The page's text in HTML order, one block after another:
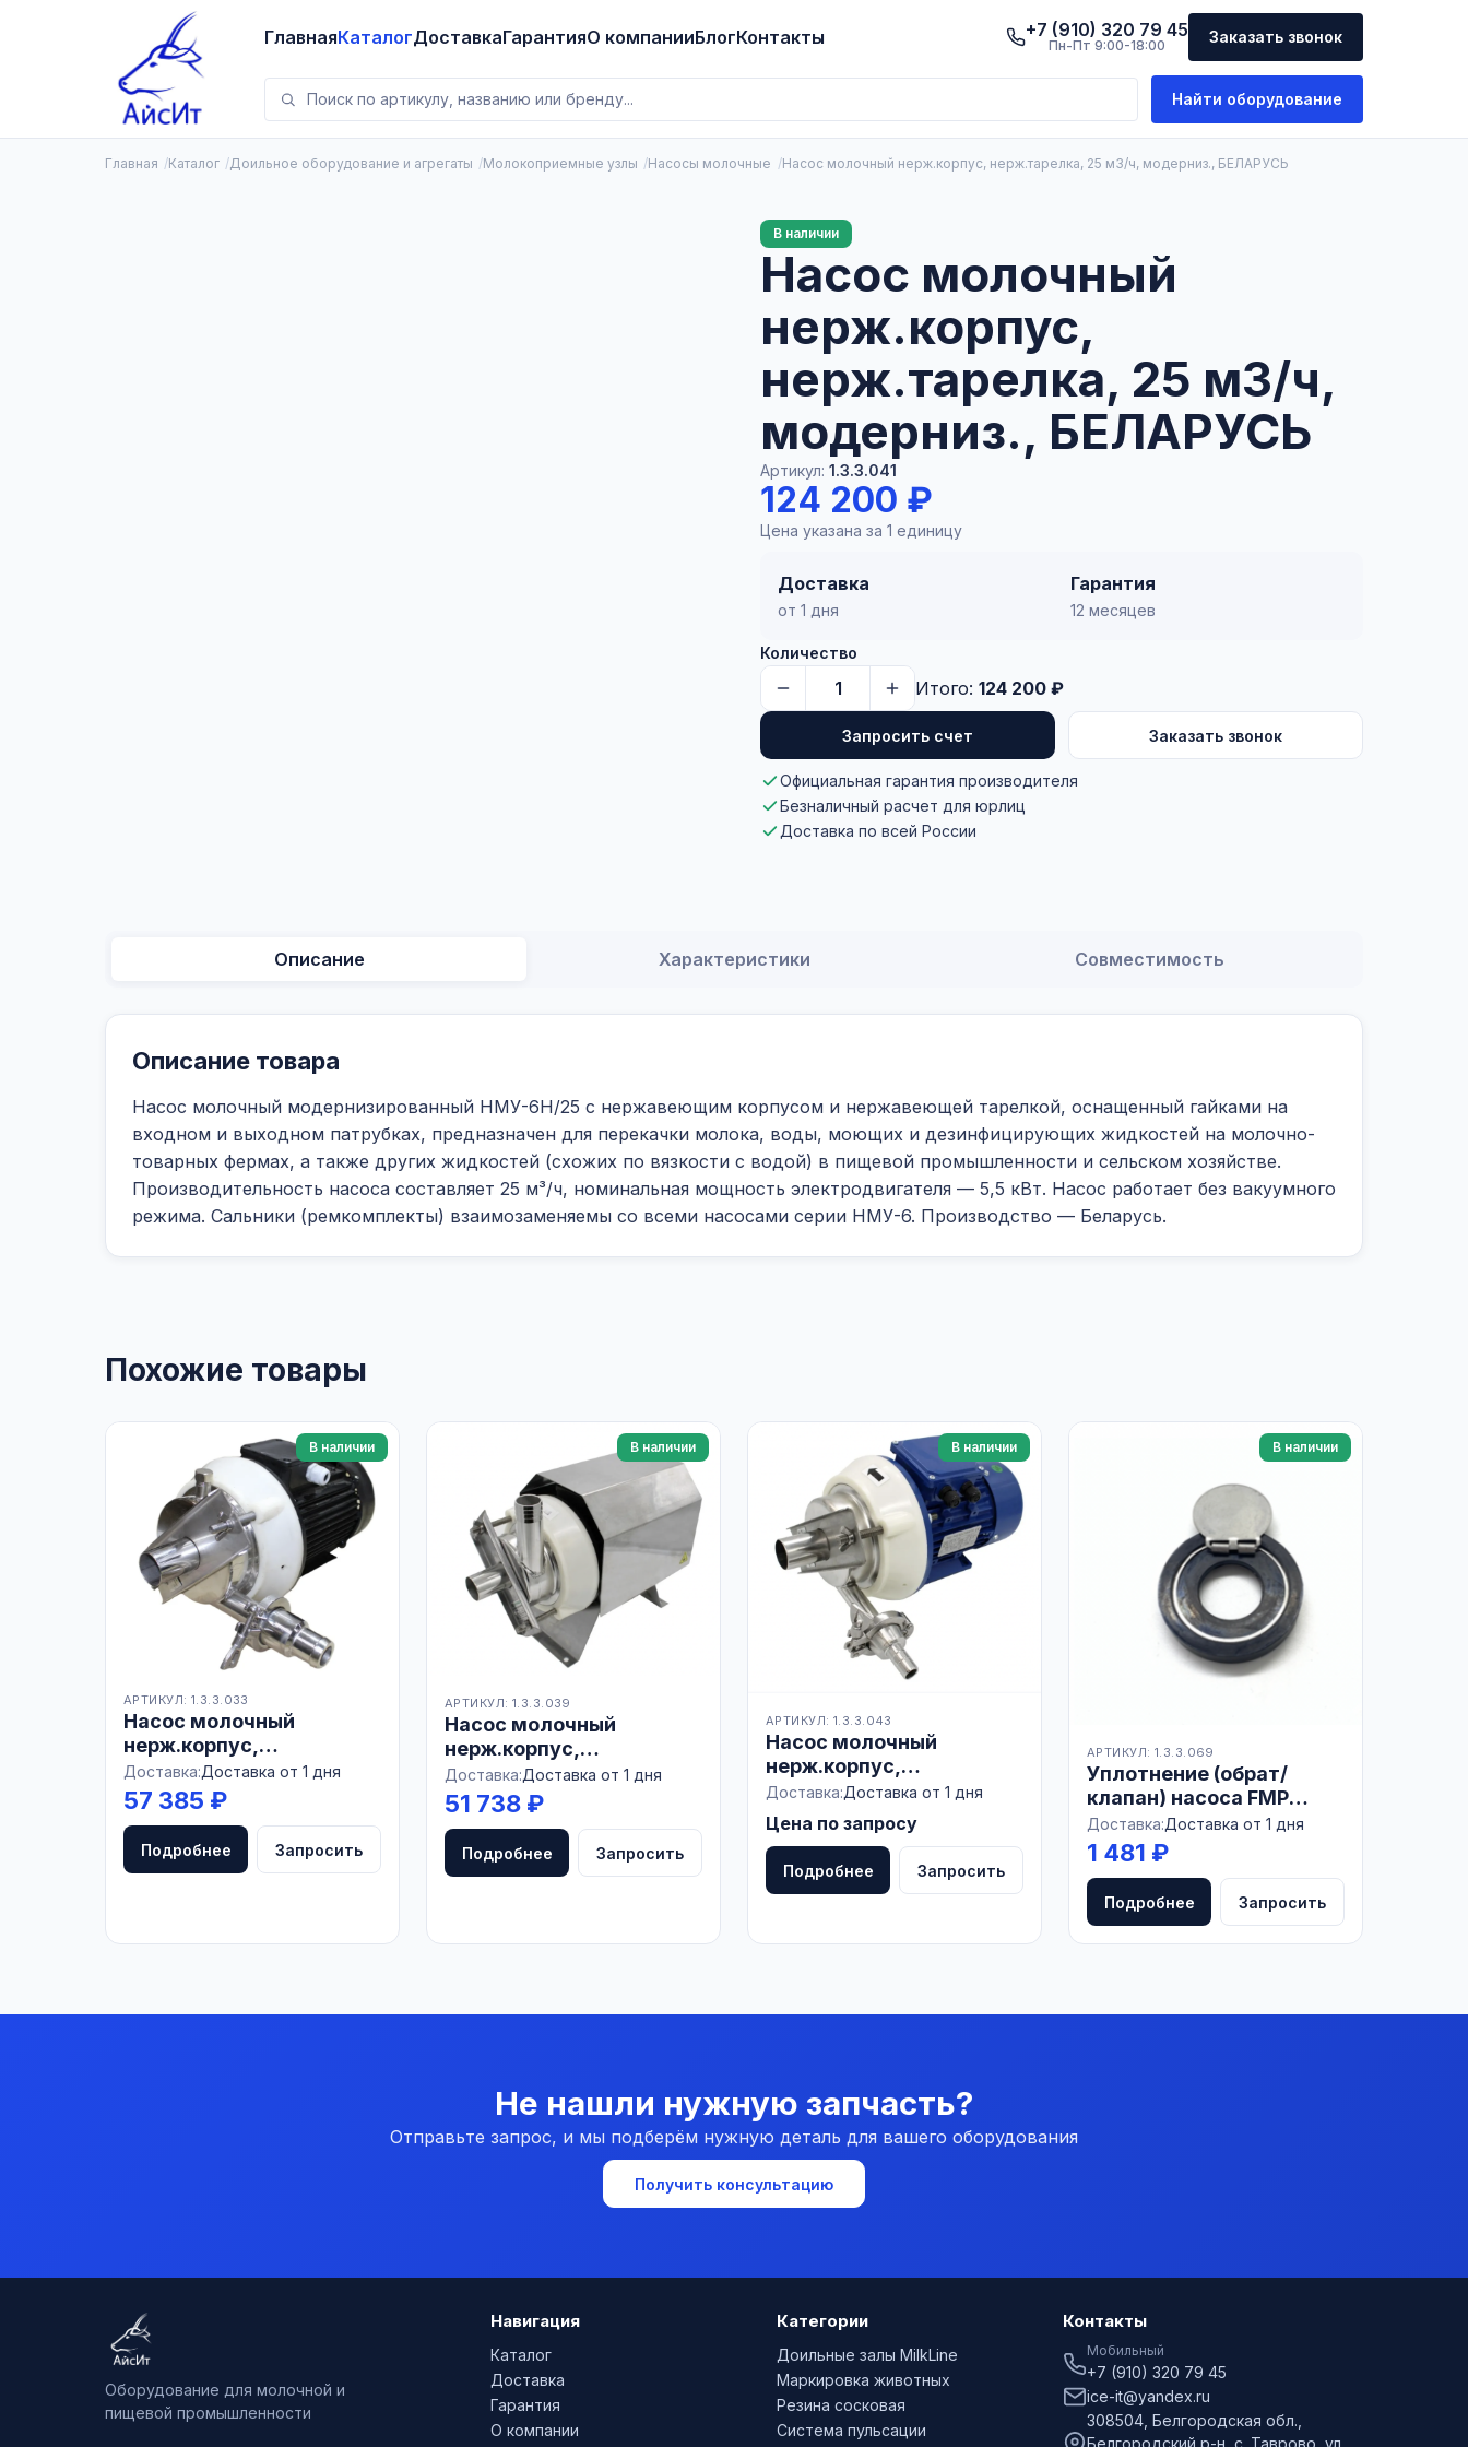
ГлавнаяКаталогДоставкаГарантияО компанииБлогКонтакты +7 (910) 320 79 45
Пн-Пт 9:00-18:00 Заказать звонок
Найти оборудование
Главная Каталог Доильное оборудование и агрегаты Молокоприемные узлы Насосы молочные Насос молочный нерж.корпус, нерж.тарелка, 25 м3/ч, модерниз., БЕЛАРУСЬ
В наличии
Насос молочный
нерж.корпус,
нерж.тарелка, 25 м3/ч,
модерниз., БЕЛАРУСЬ
Артикул: 1.3.3.041
124 200 ₽
Цена указана за 1 единицу
Доставка
от 1 дня
Гарантия
12 месяцев
Количество
Итого: 124 200 ₽
Запросить счет Заказать звонок
Официальная гарантия производителя
Безналичный расчет для юрлиц
Доставка по всей России
Описание Характеристики Совместимость
Описание товара
Насос молочный модернизированный НМУ-6Н/25 с нержавеющим корпусом и нержавеющей тарелкой, оснащенный гайками на
входном и выходном патрубках, предназначен для перекачки молока, воды, моющих и дезинфицирующих жидкостей на молочно-
товарных фермах, а также других жидкостей (схожих по вязкости с водой) в пищевой промышленности и сельском хозяйстве.
Производительность насоса составляет 25 м³/ч, номинальная мощность электродвигателя — 5,5 кВт. Насос работает без вакуумного
режима. Сальники (ремкомплекты) взаимозаменяемы со всеми насосами серии НМУ-6. Производство — Беларусь.
Похожие товары
В наличии
АРТИКУЛ: 1.3.3.033
Насос молочный
нерж.корпус,
нерж.тарелка, 13 м3/ч,
БЕЛАРУСЬ
Доставка:Доставка от 1 дня
57 385 ₽
Подробнее Запросить
В наличии
АРТИКУЛ: 1.3.3.039
Насос молочный
нерж.корпус,
нерж.тарелка, 15-25 м3/
ч, модерниз., БЕЛАРУСЬ
Доставка:Доставка от 1 дня
51 738 ₽
Подробнее Запросить
В наличии
АРТИКУЛ: 1.3.3.043
Насос молочный
нерж.корпус,
нерж.тарелка, 6,5 м3/ч,
модерниз., БЕЛАРУСЬ
Доставка:Доставка от 1 дня
Цена по запросу
Подробнее Запросить
В наличии
АРТИКУЛ: 1.3.3.069
Уплотнение (обрат/
клапан) насоса FMP
55/110 DELAVAL
Доставка:Доставка от 1 дня
1 481 ₽
Подробнее Запросить
Не нашли нужную запчасть?
Отправьте запрос, и мы подберём нужную деталь для вашего оборудования
Получить консультацию
Оборудование для молочной и
пищевой промышленности
Навигация
Каталог
Доставка
Гарантия
О компании
Категории
Доильные залы MilkLine
Маркировка животных
Резина сосковая
Система пульсации
Контакты
Мобильный
+7 (910) 320 79 45
ice-it@yandex.ru
308504, Белгородская обл.,